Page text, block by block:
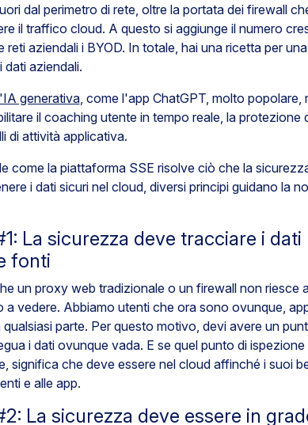
dal perimetro di rete, oltre la portata dei firewall
il traffico cloud. A questo si aggiunge il numero
aziendali i BYOD. In totale, hai una ricetta per
dati aziendali.
generativa, come l'app ChatGPT, molto popolare,
il coaching utente in tempo reale, la protezione
di attività applicativa.
come lapiattaformaSSE risolve ciò che la
i dati sicuri nel cloud, diversi principi guidano la
La sicurezza deve tracciare i dati
fonti
un proxy web tradizionale o un firewall non riesce
a vedere. Abbiamo utenti che ora sono ovunque,
parte. Per questo motivo, devi avere un
i dati ovunque vada. E se quel punto di
significa che deve essere nel cloud affinché i suoi
e alle app.
La sicurezza deve essere in